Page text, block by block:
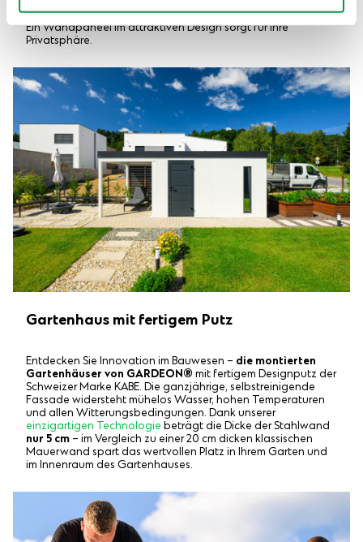
einer Tischtennisplatte? Die Möglichkeiten sind unbegrenzt.
Ein Wandpaneel im attraktiven Design sorgt für Ihre
Privatsphäre.
Gartenhaus mit fertigem Putz
Entdecken Sie Innovation im Bauwesen – die montierten
Gartenhäuser von GARDEON® mit fertigem Designputz der
Schweizer Marke KABE. Die ganzjährige, selbstreinigende
Fassade widersteht mühelos Wasser, hohen Temperaturen
und allen Witterungsbedingungen. Dank unserer
einzigartigen Technologie beträgt die Dicke der Stahlwand
nur 5 cm – im Vergleich zu einer 20 cm dicken klassischen
Mauerwand spart das wertvollen Platz in Ihrem Garten und
im Innenraum des Gartenhauses.